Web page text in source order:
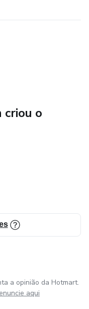
criou o
a opinião da Hotmart.
aqui